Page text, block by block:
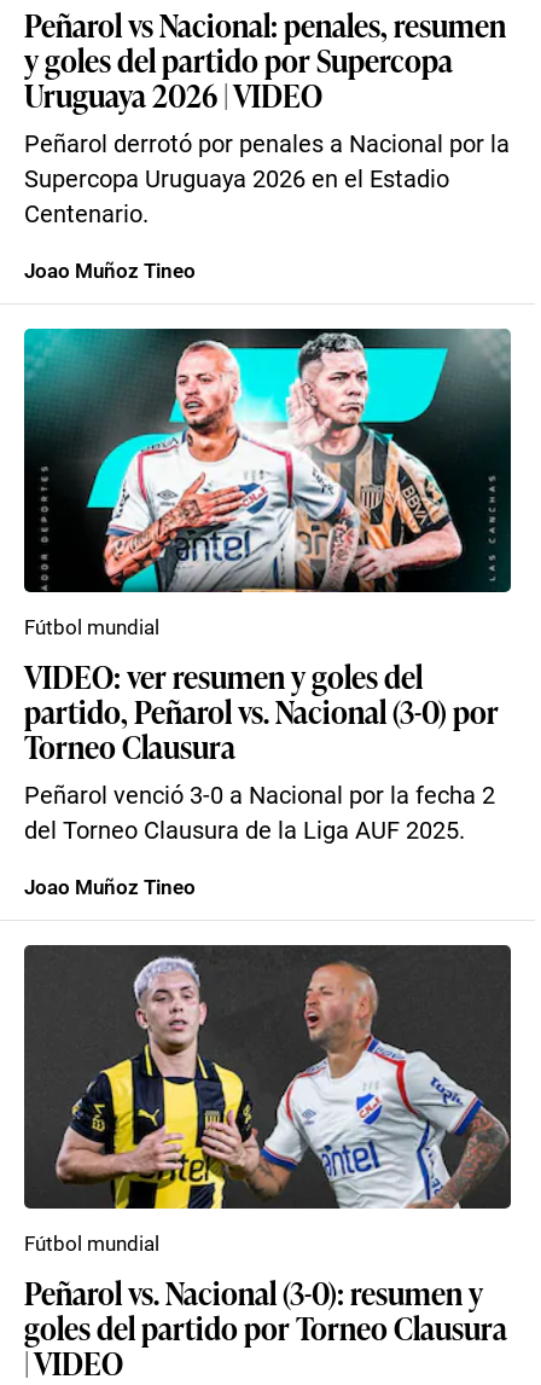
Peñarol vs Nacional: penales, resumen
y goles del partido por Supercopa
Uruguaya 2026 | VIDEO
Peñarol derrotó por penales a Nacional por la
Supercopa Uruguaya 2026 en el Estadio
Centenario.
Joao Muñoz Tineo
VIDEO: ver resumen y goles del
partido, Peñarol vs. Nacional (3-0) por
Torneo Clausura
Peñarol venció 3-0 a Nacional por la fecha 2
del Torneo Clausura de la Liga AUF 2025.
Fútbol mundial
Joao Muñoz Tineo
Peñarol vs. Nacional (3-0): resumen y
goles del partido por Torneo Clausura
| VIDEO
Fútbol mundial